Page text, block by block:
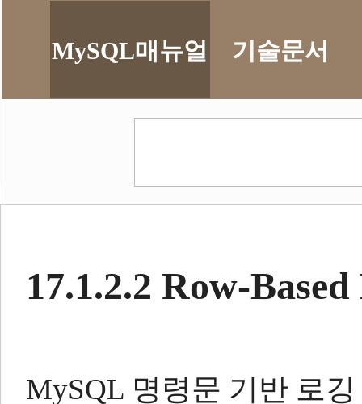
MySQL매뉴얼 기술문서
17.1.2.2 Row-
MySQL 명령문 기반 로